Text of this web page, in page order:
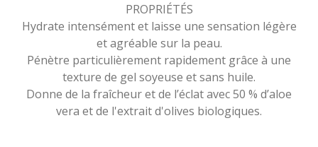
PROPRIÉTÉS
Hydrate intensément et laisse une sensation légère
et agréable sur la peau.
Pénètre particulièrement rapidement grâce à une
texture de gel soyeuse et sans huile.
Donne de la fraîcheur et de l’éclat avec 50 % d’aloe
vera et de l'extrait d'olives biologiques.